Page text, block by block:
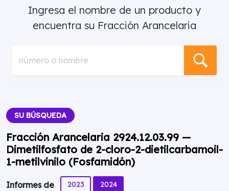
Ingresa el nombre de un producto y
encuentra su Fracción Arancelaria
número o nombre
SU BÚSQUEDA
Fracción Arancelaria 2924.12.03.99 —
Dimetilfosfato de 2-cloro-2-dietilcarbamoil-
1-metilvinilo (Fosfamidón)
Informes de 2023 2024